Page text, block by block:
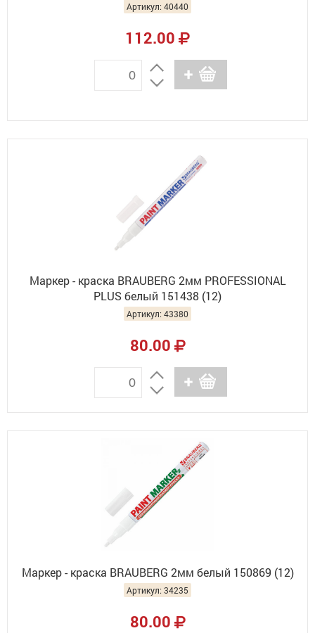
Артикул: 40440
112.00
Маркер - краска BRAUBERG 2мм PROFESSIONAL
PLUS белый 151438 (12)
Артикул: 43380
80.00
Маркер - краска BRAUBERG 2мм белый 150869 (12)
Артикул: 34235
80.00